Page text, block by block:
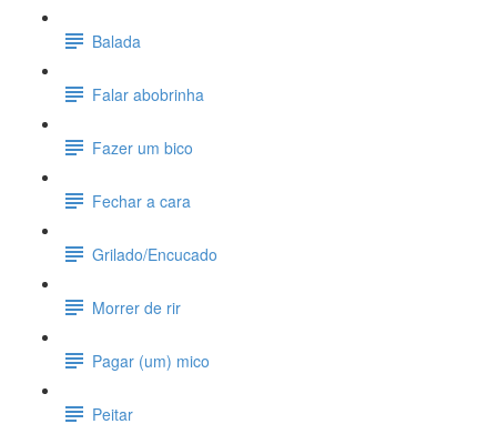
Balada
Falar abobrinha
Fazer um bico
Fechar a cara
Grilado/Encucado
Morrer de rir
Pagar (um) mico
Peitar